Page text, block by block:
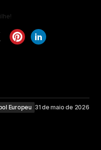
Europeu 31 de maio de 2026